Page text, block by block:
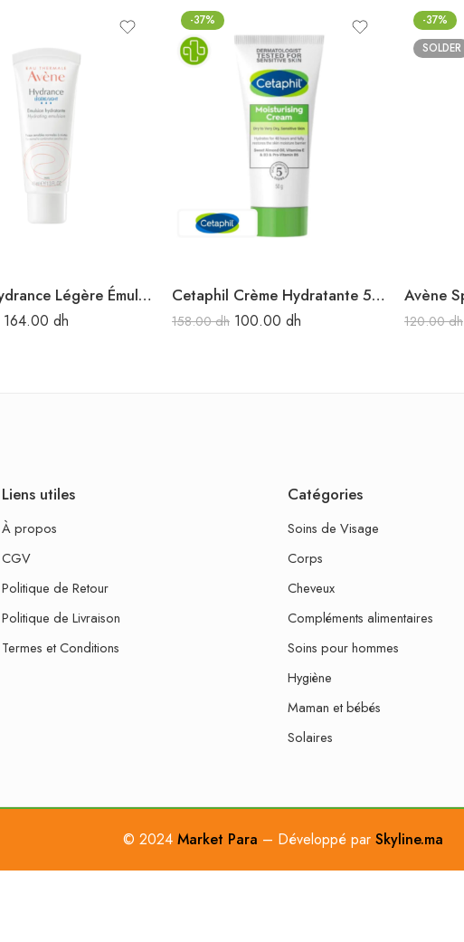
Avène Hydrance Légère Émulsion hydratante 40 ml
164.00 dh
-37%
Cetaphil Crème Hydratante 50 ml
158.00dh 100.00 dh
-37%
SOLDER
120.00dh
Liens utiles
À propos
CGV
Politique de Retour
Politique de Livraison
Termes et Conditions
Catégories
Soins de Visage
Corps
Cheveux
Compléments alimentaires
Soins pour hommes
Hygiène
Maman et bébés
Solaires
© 2024 Market Para – Développé par Skyline.ma